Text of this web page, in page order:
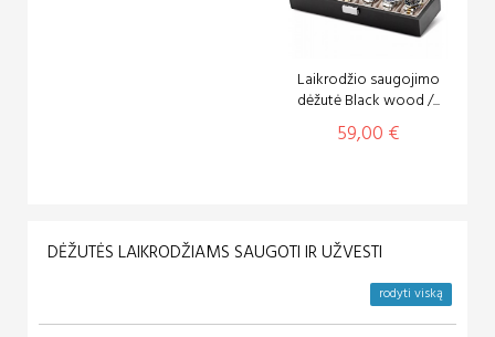
Laikrodžio saugojimo
dėžutė Black wood /...
59,00 €
DĖŽUTĖS LAIKRODŽIAMS SAUGOTI IR UŽVESTI
rodyti viską